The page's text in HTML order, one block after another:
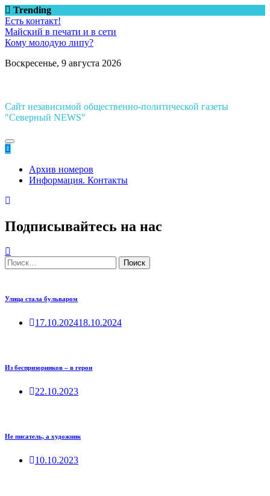
Перейти
к
содержимому
Trending
Есть контакт!
Майский в печати и в сети
Кому молодую липу?
Воскресенье, 9 августа 2026
Сайт независимой общественно-политической газеты
"Северный NEWS"
Архив номеров
Информация. Контакты
Подписывайтесь на нас
Найти:
Улица стала бульваром
17.10.202418.10.2024
Из беспризорников – в герои
22.10.2023
Не писатель, а художник
10.10.2023